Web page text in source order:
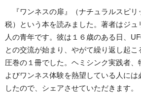
『ワンネスの扉』（ナチュラルスピリ
税）という本を読みました。著者はジュ
人の青年です。彼は１６歳のある日、
との交流が始まり、やがて繰り返し起こ
圧巻の１冊でした。ヘミシンク実践者
よびワンネス体験を熱望している人には
したので、シェアさせていただきます。